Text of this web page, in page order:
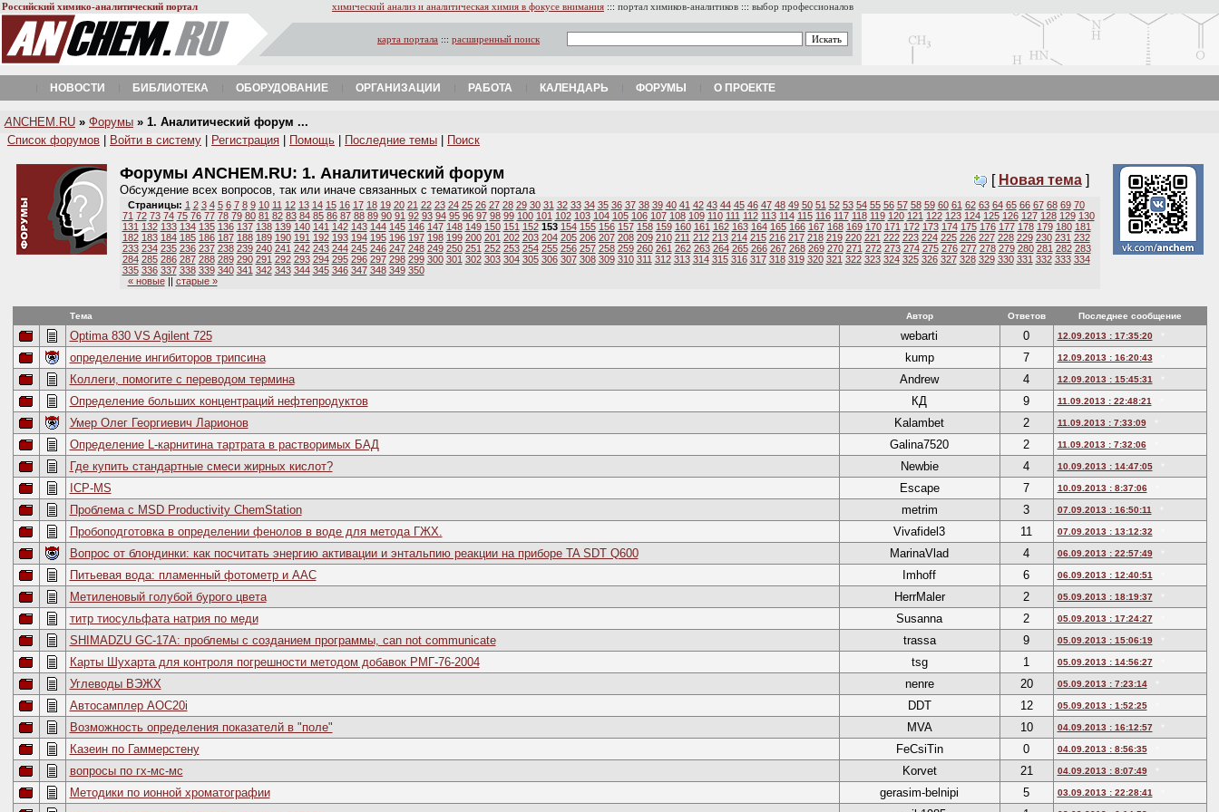
Российский химико-аналитический портал химический анализ и аналитическая химия в фокусе внимания ::: портал химиков-аналитиков ::: выбор профессионалов
карта портала ::: расширенный поиск
НОВОСТИ БИБЛИОТЕКА ОБОРУДОВАНИЕ ОРГАНИЗАЦИИ РАБОТА КАЛЕНДАРЬ ФОРУМЫ О ПРОЕКТЕ
A NCHEM.RU » Форумы » 1. Аналитический форум ...
Список форумов
Войти в систему Регистрация Помощь Последние темы Поиск
ФорумыANCHEM.RU: 1. Аналитический форум
Обсуждение всех вопросов, так или иначе связанных с тематикой портала
[ Новая тема]
Страницы: 1 2 3 4 5 6 7 8 9 10 11 12 13 14 15 16 17 18 19 20 21 22 23 24 25 26 27 28 29 30 31 32 33 34 35 36 37 38 39 40 41 42 43 44 45 46 47 48 49 50 51 52 53 54 55 56 57 58 59 60 61 62 63 64 65 66 67 68 69 70
71 72 73 74 75 76 77 78 79 80 81 82 83 84 85 86 87 88 89 90 91 92 93 94 95 96 97 98 99 100 101 102 103 104 105 106 107 108 109 110 111 112 113 114 115 116 117 118 119 120 121 122 123 124 125 126 127 128 129 130
131 132 133 134 135 136 137 138 139 140 141 142 143 144 145 146 147 148 149 150 151 152 153 154 155 156 157 158 159 160 161 162 163 164 165 166 167 168 169 170 171 172 173 174 175 176 177 178 179 180 181
182 183 184 185 186 187 188 189 190 191 192 193 194 195 196 197 198 199 200 201 202 203 204 205 206 207 208 209 210 211 212 213 214 215 216 217 218 219 220 221 222 223 224 225 226 227 228 229 230 231 232
233 234 235 236 237 238 239 240 241 242 243 244 245 246 247 248 249 250 251 252 253 254 255 256 257 258 259 260 261 262 263 264 265 266 267 268 269 270 271 272 273 274 275 276 277 278 279 280 281 282 283
284 285 286 287 288 289 290 291 292 293 294 295 296 297 298 299 300 301 302 303 304 305 306 307 308 309 310 311 312 313 314 315 316 317 318 319 320 321 322 323 324 325 326 327 328 329 330 331 332 333 334
335 336 337 338 339 340 341 342 343 344 345 346 347 348 349 350
« новые|| старые »
Тема Автор Ответов Последнее сообщение
Optima 830 VS Agilent 725 webarti 0 12.09.2013 : 17:35:20
определение ингибиторов трипсина kump 7 12.09.2013 : 16:20:43
Коллеги, помогите с переводом термина Andrew 4 12.09.2013 : 15:45:31
Определение больших концентраций нефтепродуктов КД 9 11.09.2013 : 22:48:21
Умер Олег Георгиевич Ларионов Kalambet 2 11.09.2013 : 7:33:09
Определение L-карнитина тартрата в растворимых БАД Galina7520 2 11.09.2013 : 7:32:06
Где купить стандартные смеси жирных кислот? Newbie 4 10.09.2013 : 14:47:05
ICP-MS Escape 7 10.09.2013 : 8:37:06
Проблема с MSD Productivity ChemStation metrim 3 07.09.2013 : 16:50:11
Пробоподготовка в определении фенолов в воде для метода ГЖХ. Vivafidel3 11 07.09.2013 : 13:12:32
Вопрос от блондинки: как посчитать энергию активации и энтальпию реакции на приборе TA SDT Q600 MarinaVlad 4 06.09.2013 : 22:57:49
Питьевая вода: пламенный фотометр и ААС Imhoff 6 06.09.2013 : 12:40:51
Метиленовый голубой бурого цвета HerrMaler 2 05.09.2013 : 18:19:37
титр тиосульфата натрия по меди Susanna 2 05.09.2013 : 17:24:27
SHIMADZU GC-17A: проблемы с созданием программы, can not communicate trassa 9 05.09.2013 : 15:06:19
Карты Шухарта для контроля погрешности методом добавок РМГ-76-2004 tsg 1 05.09.2013 : 14:56:27
Углеводы ВЭЖХ nenre 20 05.09.2013 : 7:23:14
Автосамплер AOC20i DDT 12 05.09.2013 : 1:52:25
Возможность определения показателй в "поле" MVA 10 04.09.2013 : 16:12:57
Казеин по Гаммерстену FeCsiTin 0 04.09.2013 : 8:56:35
вопросы по гх-мс-мс Korvet 21 04.09.2013 : 8:07:49
Методики по ионной хроматографии gerasim-belnipi 5 03.09.2013 : 22:28:41